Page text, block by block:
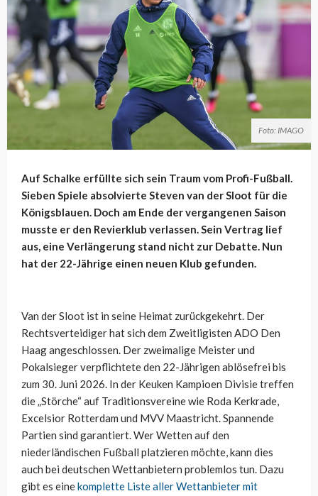
Foto: IMAGO
Auf Schalke erfüllte sich sein Traum vom Profi-Fußball.
Sieben Spiele absolvierte Steven van der Sloot für die
Königsblauen. Doch am Ende der vergangenen Saison
musste er den Revierklub verlassen. Sein Vertrag lief
aus, eine Verlängerung stand nicht zur Debatte. Nun
hat der 22-Jährige einen neuen Klub gefunden.
Van der Sloot ist in seine Heimat zurückgekehrt. Der
Rechtsverteidiger hat sich dem Zweitligisten ADO Den
Haag angeschlossen. Der zweimalige Meister und
Pokalsieger verpflichtete den 22-Jährigen ablösefrei bis
zum 30. Juni 2026. In der Keuken Kampioen Divisie treffen
die „Störche“ auf Traditionsvereine wie Roda Kerkrade,
Excelsior Rotterdam und MVV Maastricht. Spannende
Partien sind garantiert. Wer Wetten auf den
niederländischen Fußball platzieren möchte, kann dies
auch bei deutschen Wettanbietern problemlos tun. Dazu
gibt es einekomplette Liste aller Wettanbieter mit